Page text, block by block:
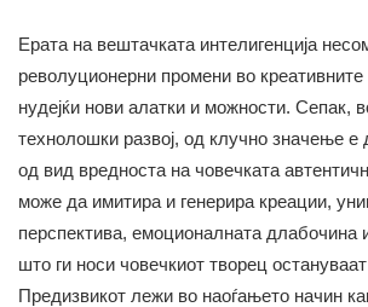
Ерата на вештачката интелигенција
револуционерни промени во креативните
нудејќи нови алатки и можности. Сепак,
технолошки развој, од клучно значење е
од вид вредноста на човечката
може да имитира и генерира креации,
перспектива, емоционалната длабочина
што ги носи човечкиот творец
Предизвикот лежи во наоѓањето начин